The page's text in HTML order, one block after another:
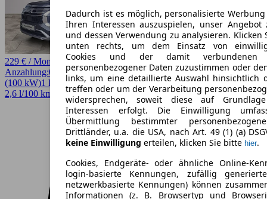
Dadurch ist es möglich, personalisierte
Ihren Interessen auszuspielen, unser Angebot
und dessen Verwendung zu analysieren. Klicken
unten rechts, um dem Einsatz von
Cookies und der damit verbundenen
personenbezogener Daten zuzustimmen oder
links, um eine detaillierte Auswahl hinsichtlich
treffen oder um der Verarbeitung
widersprechen, soweit diese auf
Interessen erfolgt. Die Einwilligung
Übermittlung bestimmter
Drittländer, u.a. die USA, nach Art. 49 (1) (a)
keine Einwilligung erteilen, klicken Sie bitte hier.
Cookies, Endgeräte- oder ähnliche Online-
login-basierte Kennungen, zufällig
netzwerkbasierte Kennungen) können
Informationen (z. B. Browsertyp und
229 € / Monat
Anzahlung:0,00 €Laufzeit:36 Monate km/Jahr:5.000Andere136 PS
(100 kW)1 km EZ 08/2026 AutomatikSUV / Pickup4 Türen
2,6 l/100 km (komb.)* · 60 g/km CO2* · CO2-Klasse B